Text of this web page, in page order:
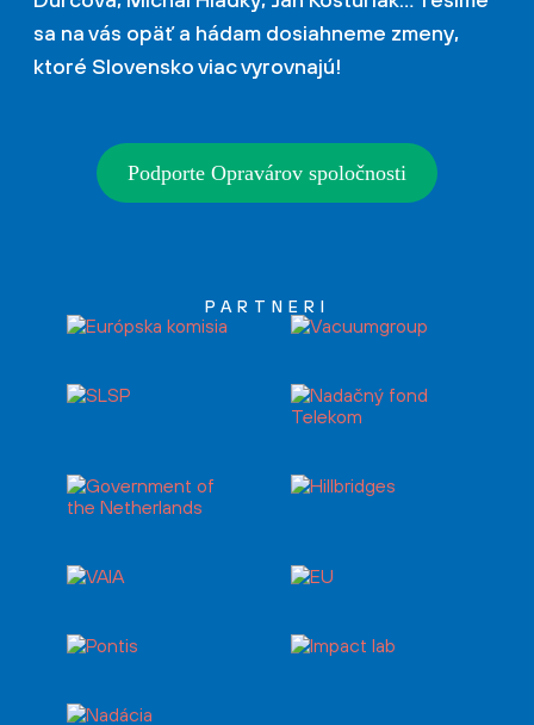
sa na vás opäť a hádam dosiahneme zmeny,
ktoré Slovensko viac vyrovnajú!
Podporte Opravárov spoločnosti
PARTNERI